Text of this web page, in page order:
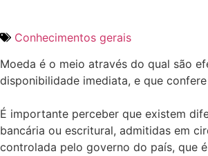
Conhecimentos gerais
Moeda é o meio através do qual são
disponibilidade imediata, e que
É importante perceber que existem
bancária ou escritural, admitidas em
controlada pelo governo do país, que